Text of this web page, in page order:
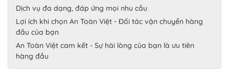
Dịch vụ đa dạng, đáp ứng mọi nhu cầu
Lợi ích khi chọn An Toàn Việt - Đối tác vận chuyển hàng
đầu của bạn
An Toàn Việt cam kết - Sự hài lòng của bạn là ưu tiên
hàng đầu